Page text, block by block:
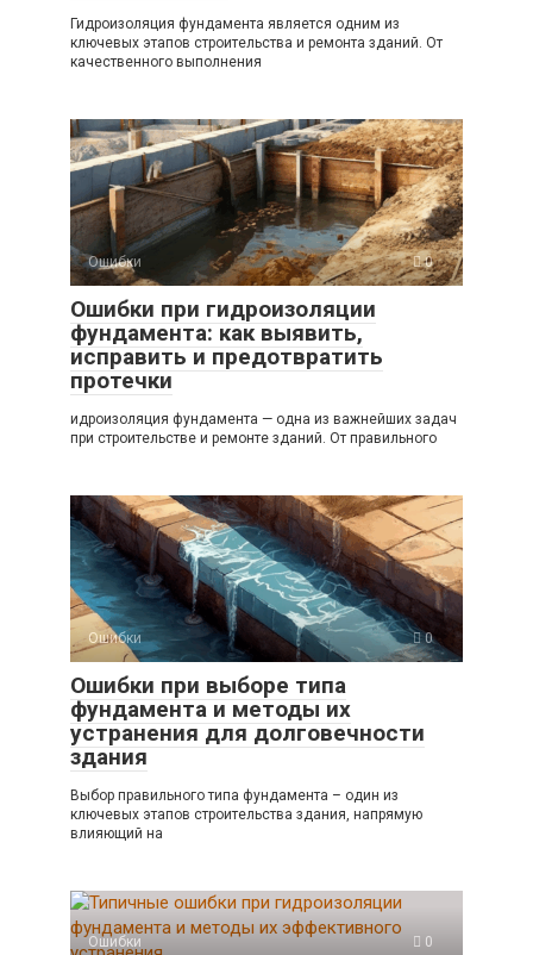
Гидроизоляция фундамента является одним из
ключевых этапов строительства и ремонта зданий. От
качественного выполнения
Ошибки 0
Ошибки при гидроизоляции
фундамента: как выявить,
исправить и предотвратить
протечки
идроизоляция фундамента — одна из важнейших задач
при строительстве и ремонте зданий. От правильного
Ошибки 0
Ошибки при выборе типа
фундамента и методы их
устранения для долговечности
здания
Выбор правильного типа фундамента – один из
ключевых этапов строительства здания, напрямую
влияющий на
Ошибки 0